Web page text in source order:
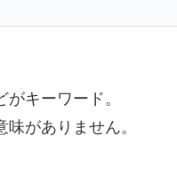
キーワード。
がありません。